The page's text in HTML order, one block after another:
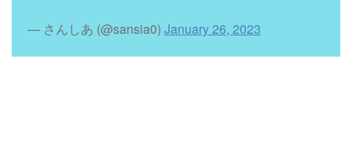
— さんしあ (@sansia0) January 26, 2023